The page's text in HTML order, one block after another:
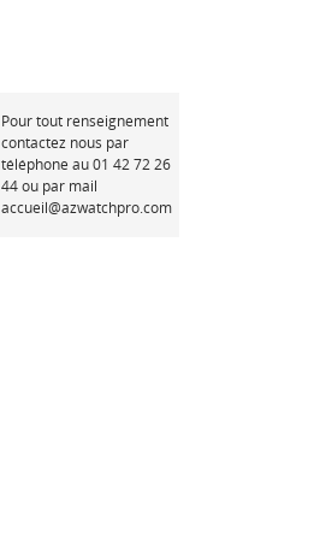
Pour tout renseignement
contactez nous par
téléphone au 01 42 72 26
44 ou par mail
accueil@azwatchpro.com